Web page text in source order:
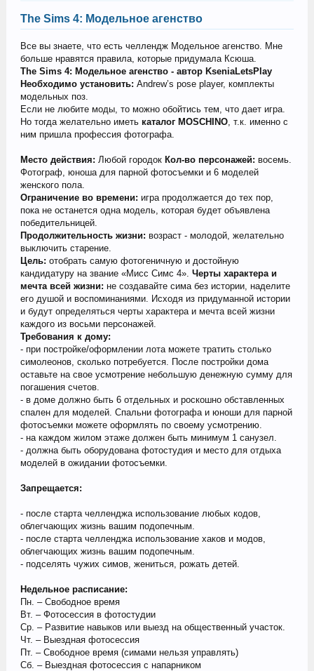
The Sims 4: Модельное агенство
Все вы знаете, что есть челлендж Модельное агенство. Мне
больше нравятся правила, которые придумала Ксюша.
The Sims 4: Модельное агенство - автор KseniaLetsPlay
Необходимо установить: Andrew’s pose player, комплекты
модельных поз.
Если не любите моды, то можно обойтись тем, что дает игра.
Но тогда желательно иметь каталог MOSCHINO, т.к. именно с
ним пришла профессия фотографа.
Место действия: Любой городок Кол-во персонажей: восемь.
Фотограф, юноша для парной фотосъемки и 6 моделей
женского пола.
Ограничение во времени: игра продолжается до тех пор,
пока не останется одна модель, которая будет объявлена
победительницей.
Продолжительность жизни: возраст - молодой, желательно
выключить старение.
Цель: отобрать самую фотогеничную и достойную
кандидатуру на звание «Мисс Симс 4». Черты характера и
мечта всей жизни: не создавайте сима без истории, наделите
его душой и воспоминаниями. Исходя из придуманной истории
и будут определяться черты характера и мечта всей жизни
каждого из восьми персонажей.
Требования к дому:
- при постройке/оформлении лота можете тратить столько
симолеонов, сколько потребуется. После постройки дома
оставьте на свое усмотрение небольшую денежную сумму для
погашения счетов.
- в доме должно быть 6 отдельных и роскошно обставленных
спален для моделей. Спальни фотографа и юноши для парной
фотосъемки можете оформлять по своему усмотрению.
- на каждом жилом этаже должен быть минимум 1 санузел.
- должна быть оборудована фотостудия и место для отдыха
моделей в ожидании фотосъемки.
Запрещается:
- после старта челленджа использование любых кодов,
облегчающих жизнь вашим подопечным.
- после старта челленджа использование хаков и модов,
облегчающих жизнь вашим подопечным.
- подселять чужих симов, жениться, рожать детей.
Недельное расписание:
Пн. – Свободное время
Вт. – Фотосессия в фотостудии
Ср. – Развитие навыков или выезд на общественный участок.
Чт. – Выездная фотосессия
Пт. – Свободное время (симами нельзя управлять)
Сб. – Выездная фотосессия с напарником